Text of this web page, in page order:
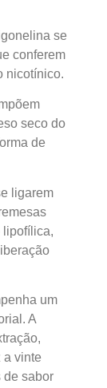
se
conferem
nicotínico.
seco do
de
ligarem
lipofílica,
um
A
a vinte
de sabor